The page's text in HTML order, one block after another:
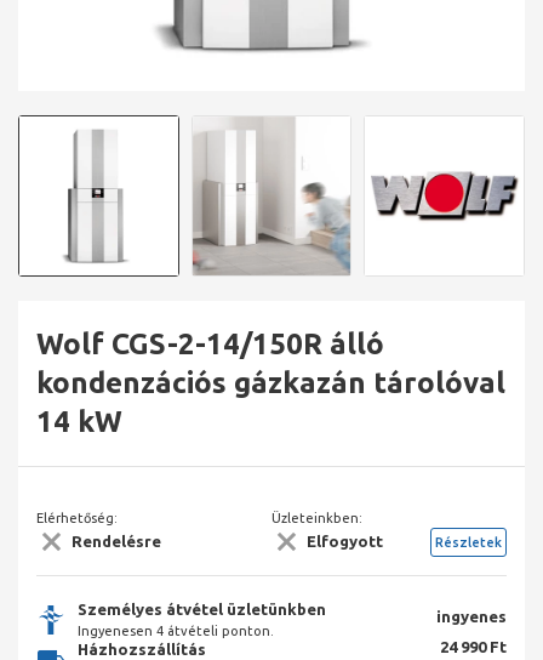
Wolf CGS-2-14/150R álló
kondenzációs gázkazán tárolóval
14 kW
Elérhetőség:
Rendelésre
Üzleteinkben:
Elfogyott Részletek
Személyes átvétel üzletünkben
Ingyenesen 4 átvételi ponton.
ingyenes
Házhozszállítás
24 990 Ft